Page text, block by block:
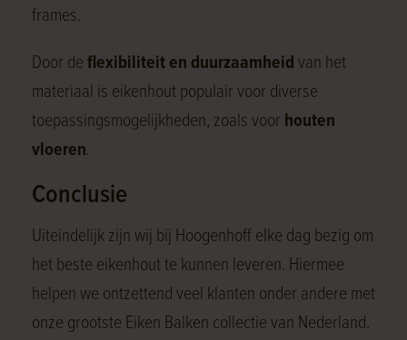
frames.
Door deflexibiliteit en duurzaamheidvan het
materiaal is eikenhout populair voor diverse
toepassingsmogelijkheden, zoals voor houten
vloeren.
Conclusie
Uiteindelijk zijn wij bij Hoogenhoff elke dag bezig om
het beste eikenhout te kunnen leveren. Hiermee
helpen we ontzettend veel klanten onder andere met
onze grootste Eiken Balken collectie van Nederland.